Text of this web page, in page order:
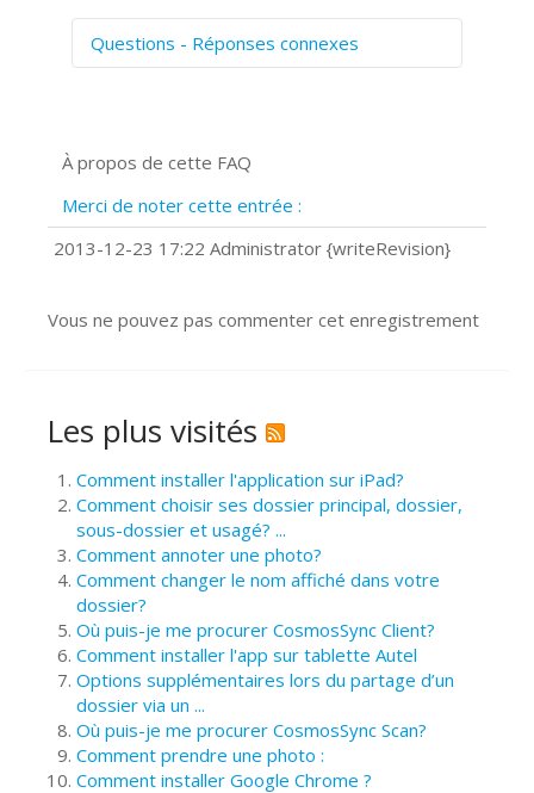
Questions - Réponses connexes
Prise de vue 360°
?
Comment accéder à votre compte
À propos de cette FAQ
Merci de noter cette entrée :
2013-12-23 17:22 Administrator {writeRevision}
Vous ne pouvez pas commenter cet enregistrement
Les plus visités
Comment installer l'application sur iPad?
Comment choisir ses dossier principal, dossier,
sous-dossier et usagé? ...
Comment annoter une photo?
Comment changer le nom affiché dans votre
dossier?
Où puis-je me procurer CosmosSync Client?
Comment installer l'app sur tablette Autel
Options supplémentaires lors du partage d’un
dossier via un ...
Où puis-je me procurer CosmosSync Scan?
Comment prendre une photo :
Comment installer Google Chrome ?